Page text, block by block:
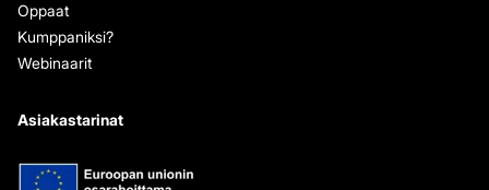
Oppaat
Kumppaniksi?
Webinaarit
Asiakastarinat